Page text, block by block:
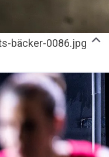
bäcker-0086.jpg